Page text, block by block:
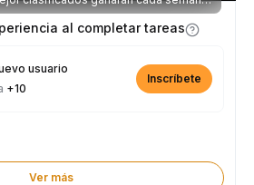
2.500 USDT disponibles.
al completar tareas
usuario
+10
Inscríbete
Ver más